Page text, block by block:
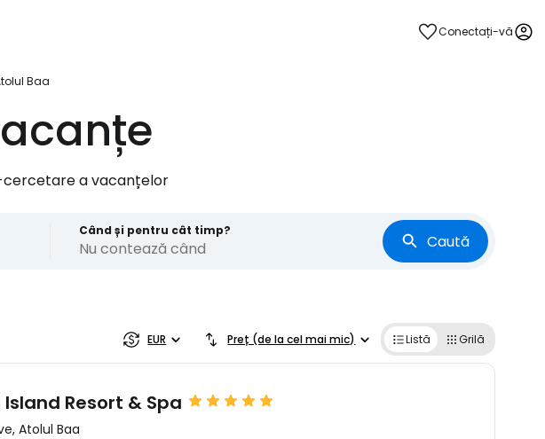
Conectați-vă
Baa
a vacanțelor
Când și pentru cât timp?
Nu contează când Caută
EUR Preț (de la cel mai mic) Listă Grilă
Island Resort & Spa
, Atolul Baa
vă la Cestee
a călătorilor